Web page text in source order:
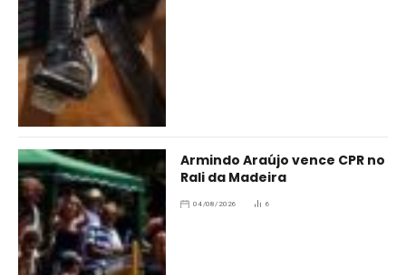
Armindo Araújo vence CPR no
Rali da Madeira
04/08/2026 6